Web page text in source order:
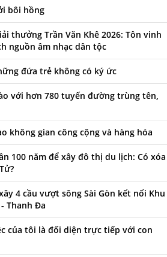
bôi hồng
thưởng Trần Văn Khê 2026: Tôn vinh
nguồn âm nhạc dân tộc
đứa trẻ không có ký ức
với hơn 780 tuyến đường trùng tên,
không gian công cộng và hàng hóa
100 năm để xây đô thị du lịch: Có xóa
4 cầu vượt sông Sài Gòn kết nối Khu
Thanh Đa
của tôi là đối diện trực tiếp với con